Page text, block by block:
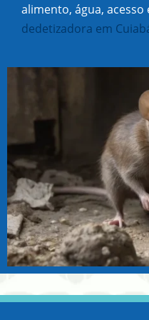
alimento, água,
dedetizadora em